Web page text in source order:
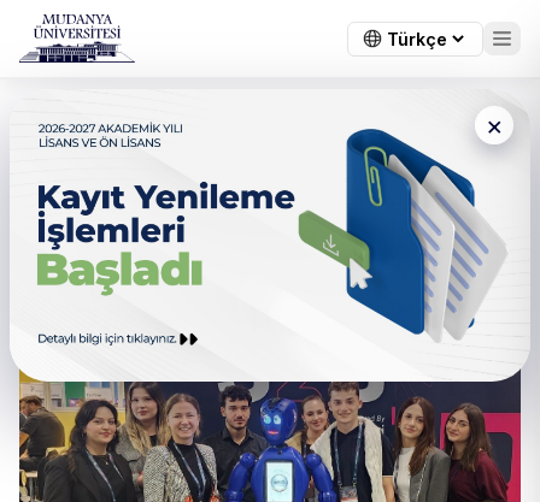
×
Ticaret Bakanlığı, Türkiye E-
Ticaret Haftası Etkinliği
(İstanbul)